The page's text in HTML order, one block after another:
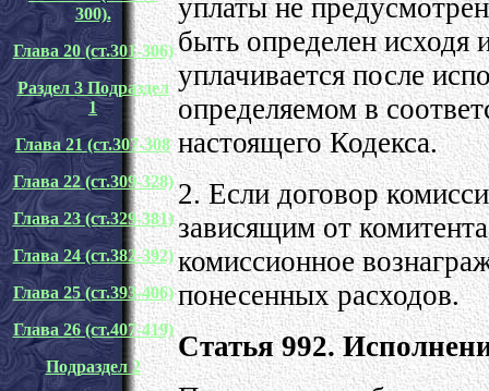
300).
Глава 20 (ст.301-306)
Раздел 3 Подраздел
1
Глава 21 (ст.307-308
Глава 22 (ст.309-328)
Глава 23 (ст.329-381)
Глава 24 (ст.382-392)
Глава 25 (ст.393-406)
Глава 26 (ст.407-419)
Подраздел 2
уплаты не
быть определен исходя
уплачивается после
определяемом в
настоящего Кодекса.
2. Если договор
зависящим от
комиссионное
понесенных расходов.
Статья 992.